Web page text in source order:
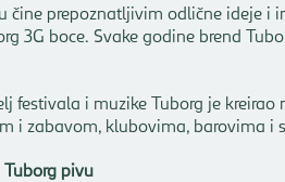
čine prepoznatljivim odlične ideje i
3G boce. Svake godine brend
festivala i muzike Tuborg je
i zabavom, klubovima, barovima i
Tuborg pivu